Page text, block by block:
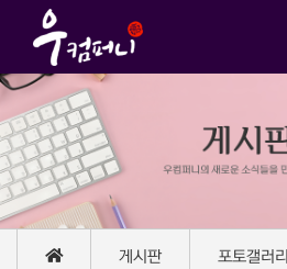
게시판 포토갤러리